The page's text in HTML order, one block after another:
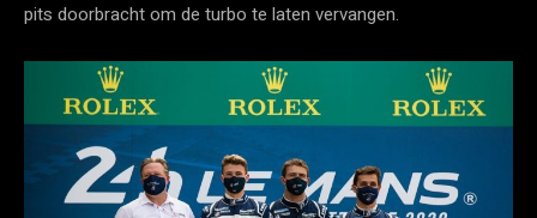
pits doorbracht om de turbo te laten vervangen.